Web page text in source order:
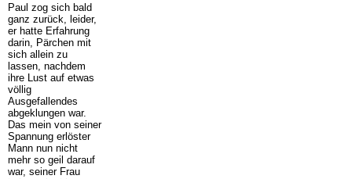
Paul zog sich bald
ganz zurück, leider,
er hatte Erfahrung
darin, Pärchen mit
sich allein zu
lassen, nachdem
ihre Lust auf etwas
völlig
Ausgefallendes
abgeklungen war.
Das mein von seiner
Spannung erlöster
Mann nun nicht
mehr so geil darauf
war, seiner Frau